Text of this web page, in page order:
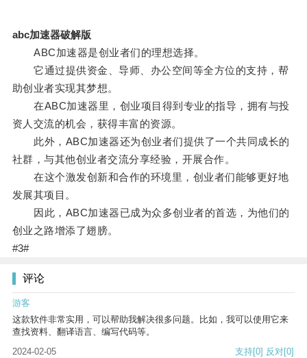
abc加速器破解版
ABC加速器是创业者们的理想选择。
它通过提供资金、导师、办公空间等全方位的支持，帮
助创业者实现其梦想。
在ABC加速器里，创业项目得到专业的指导，拥有与投
资人交流的机会，获得丰富的资源。
此外，ABC加速器还为创业者们提供了一个共同成长的
社群，与其他创业者交流分享经验，开展合作。
在这个激发创新和合作的环境里，创业者们能够更好地
发展其项目。
因此，ABC加速器已成为众多创业者的首选，为他们的
创业之路增添了翅膀。
#3#
评论
游客
这款软件非常实用，可以帮助我解决很多问题。比如，我可以使用它来
查找资料、翻译语言、编写代码等。
2024-02-05
支持[0] 反对[0]